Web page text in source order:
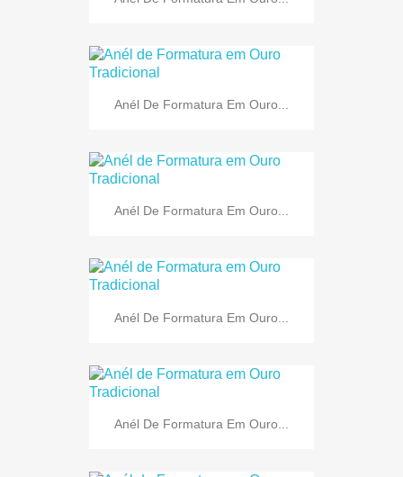
Anél De Formatura Em Ouro...
Anél De Formatura Em Ouro...
Anél De Formatura Em Ouro...
Anél De Formatura Em Ouro...